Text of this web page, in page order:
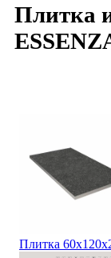
Плитка
Плитка